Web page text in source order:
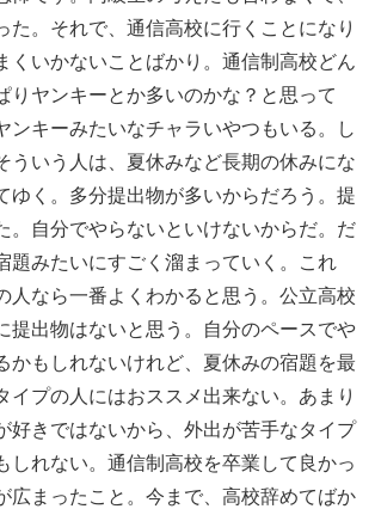
た。それで、通信高校に行くことになり
くいかないことばかり。通信制高校どん
りヤンキーとか多いのかな？と思って
ンキーみたいなチャラいやつもいる。し
ういう人は、夏休みなど長期の休みにな
ゆく。多分提出物が多いからだろう。提
。自分でやらないといけないからだ。だ
題みたいにすごく溜まっていく。これ
人なら一番よくわかると思う。公立高校
提出物はないと思う。自分のペースでや
かもしれないけれど、夏休みの宿題を最
イプの人にはおススメ出来ない。あまり
好きではないから、外出が苦手なタイプ
しれない。通信制高校を卒業して良かっ
広まったこと。今まで、高校辞めてばか